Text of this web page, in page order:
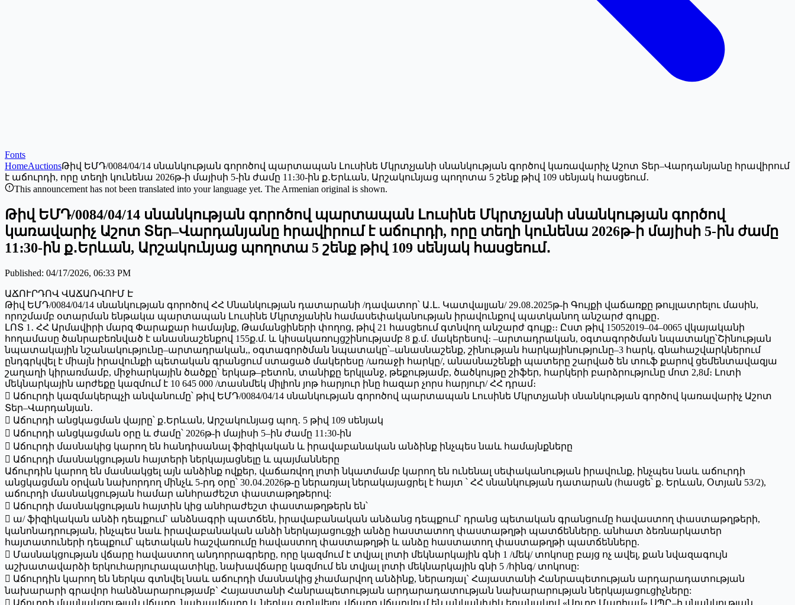
Fonts
HomeAuctionsԹիվ ԵՄԴ/0084/04/14 սնանկության գորոծով պարտապան Լուսինե Մկրտչյանի սնանկության գործով կառավարիչ Աշոտ Տեր–Վարդանյանը հրավիրում
է աճուրդի, որը տեղի կունենա 2026թ-ի մայիսի 5-ին ժամը 11։30-ին ք․Երևան, Արշակունյաց պողոտա 5 շենք թիվ 109 սենյակ հասցեում․
This announcement has not been translated into your language yet. The Armenian original is shown.
Թիվ ԵՄԴ/0084/04/14 սնանկության գորոծով պարտապան Լուսինե Մկրտչյանի սնանկության գործով
կառավարիչ Աշոտ Տեր–Վարդանյանը հրավիրում է աճուրդի, որը տեղի կունենա 2026թ-ի մայիսի 5-ին ժամը
11։30-ին ք․Երևան, Արշակունյաց պողոտա 5 շենք թիվ 109 սենյակ հասցեում․
Published: 04/17/2026, 06:33 PM
ԱՃՈՒՐԴՈՎ ՎԱՃԱՌՎՈՒՄ Է
Թիվ ԵՄԴ/0084/04/14 սնանկության գորոծով ՀՀ Սնանկության դատարանի /դավատոր՝ Ա․Լ. Կատվալյան/ 29․08․2025թ-ի Գույքի վաճառքը թույլատրելու մասին,
որոշմամբ օտարման ենթակա պարտապան Լուսինե Մկրտչյանին համասեփականության իրավունքով պատկանող անշարժ գույքը․
ԼՈՏ 1․ ՀՀ Արմավիրի մարզ Փարաքար համայնք, Թամանցիների փողոց, թիվ 21 հասցեում գտնվող անշարժ գույք։։ Ըստ թիվ 15052019–04–0065 վկայականի
հողամասը ծանրաբեռնված է անասնաշենքով 155ք.մ. և կիսակառույցշինությամբ 8 ք.մ. մակերեսով։ –արտադրական, օգտագործման նպատակը՝Շինության
նպատակային նշանակությունը–արտադրական,, օգտագործման նպատակը՝–անասնաշենք, շինության հարկայինությունը–3 հարկ, գնահաշվարկներում
ընդգրկվել է միայն իրավունքի պետական գրանցում ստացած մակերեսը /առաջի հարկը/, անասնաշենքի պատերը շարված են տուֆ քարով ցեմենտավազյա
շաղաղի կիրառմամբ, միջհարկային ծածքը՝ երկաթ–բետոն, տանիքը երկլանջ, թեքությամբ, ծածկույթը շիֆեր, հարկերի բարձրությունը մոտ 2,8մ։ Լոտի
մեկնարկային արժեքը կազմում է 10 645 000 /տասնմեկ միլիոն յոթ հարյուր ինը հազար չորս հարյուր/ ՀՀ դրամ։
 Աճուրդի կազմակերպչի անվանումը՝ թիվ ԵՄԴ/0084/04/14 սնանկության գորոծով պարտապան Լուսինե Մկրտչյանի սնանկության գործով կառավարիչ Աշոտ
Տեր–Վարդանյան․
 Աճուրդի անցկացման վայրը՝ ք․Երևան, Արշակունյաց պող․ 5 թիվ 109 սենյակ
 Աճուրդի անցկացման օրը և ժամը՝ 2026թ-ի մայիսի 5–ին ժամը 11։30-ին
 Աճուրդի մասնակից կարող են հանդիսանալ ֆիզիկական և իրավաբանական անձինք ինչպես նաև համայնքները
 Աճուրդի մասնակցության հայտերի ներկայացնելը և պայմանները
Աճուրդին կարող են մասնակցել այն անձինք ովքեր, վաճառվող լոտի նկատմամբ կարող են ունենալ սեփականության իրավունք, ինչպես նաև աճուրդի
անցկացման օրվան նախորդող մինչև 5-րդ օրը՝ 30․04․2026թ-ը ներառյալ ներակայացրել է հայտ ՝ ՀՀ սնանկության դատարան (հասցե՝ ք. Երևան, Օտյան 53/2),
աճուրդի մասնակցության համար անհրաժեշտ փաստաթղթերով:
 Աճուրդի մասնակցության հայտին կից անհրաժեշտ փաստաթղթերն են՝
 ա/ ֆիզիկական անձի դեպքում` անձնագրի պատճեն, իրավաբանական անձանց դեպքում` դրանց պետական գրանցումը հավաստող փաստաթղթերի,
կանոնադրության, ինչպես նաև իրավաբանական անձի ներկայացուցչի անձը հաստատող փաստաթղթի պատճենները. անհատ ձեռնարկատեր
հայտատուների դեպքում՝ պետական հաշվառումը հավաստող փաստաթղթի և անձը հաստատող փաստաթղթի պատճենները.
 Մասնակցության վճարը հավաստող անդորրագրերը, որը կազմում է տվյալ լոտի մեկնարկային գնի 1 /մեկ/ տոկոսը բայց ոչ ավել, քան նվազագույն
աշխատավարձի երկուհարյուրապատիկը, նախավճարը կազմում են տվյալ լոտի մեկնարկային գնի 5 /հինգ/ տոկոսը:
 Աճուրդին կարող են ներկա գտնվել նաև աճուրդի մասնակից չհամարվող անձինք, ներառյալ` Հայաստանի Հանրապետության արդարադատության
նախարարի գրավոր հանձնարարությամբ` Հայաստանի Հանրապետության արդարադատության նախարարության ներկայացուցիչները:
 Աճուրդի մասնակցության վճարը, նախավճարը և ներկա գտնվելու վճարը վճարվում են անկանխիկ եղանակով «Սուրբ Մարիամ» ՍՊԸ–ի սնանկության